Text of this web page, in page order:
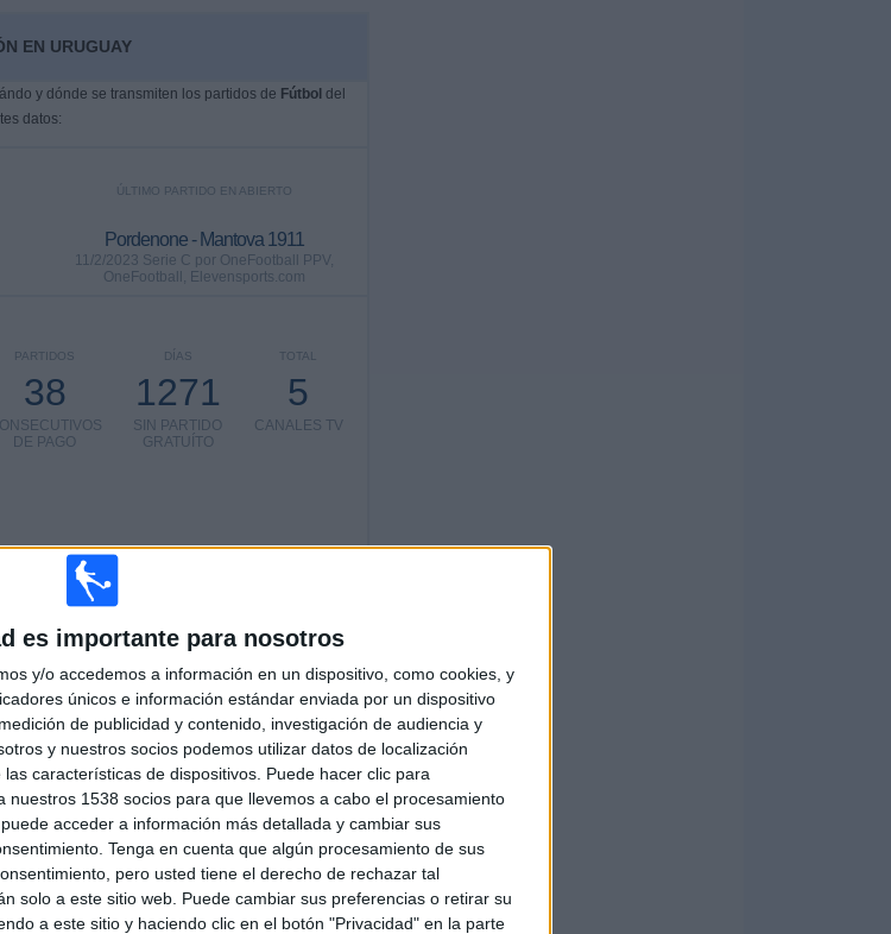
es importante para nosotros
y/o accedemos a información en un dispositivo, como cookies, y
únicos e información estándar enviada por un dispositivo
de publicidad y contenido, investigación de audiencia y
y nuestros socios podemos utilizar datos de localización
características de dispositivos. Puede hacer clic para
1538 socios para que llevemos a cabo el procesamiento
acceder a información más detallada y cambiar sus
Tenga en cuenta que algún procesamiento de sus
pero usted tiene el derecho de rechazar tal
solo a este sitio web. Puede cambiar sus preferencias o retirar su
a este sitio y haciendo clic en el botón "Privacidad" en la parte
EN URUGUAY
y dónde se transmiten los partidos de Fútbol del
datos:
ÚLTIMO PARTIDO EN ABIERTO
Pordenone - Mantova 1911
11/2/2023 Serie C por OneFootball PPV,
OneFootball, Elevensports.com
TOTAL
5
CANALES TV
DÍAS
1271
SIN PARTIDO
GRATUÍTO
PARTIDOS
38
DE PAGO
25
RIVALES
4
VS Padova
TOTAL
4
COMPETICIONES
COMPETICIONES
35 (74,47%)
9 (19,15%)
Coppa Italia Serie C
2 (4,26%)
1 (2,13%)
completo